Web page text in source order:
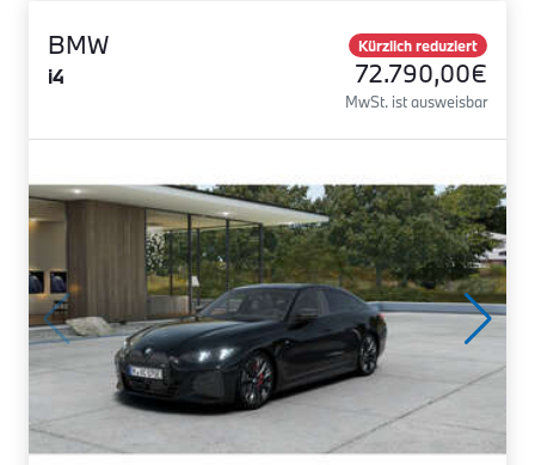
BMW
i4
Kürzlich reduziert
72.790,00€
MwSt. ist ausweisbar